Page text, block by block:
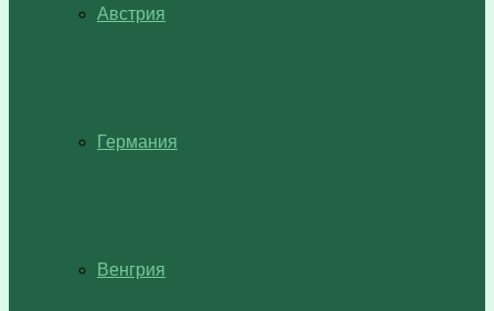
Австрия
Германия
Венгрия